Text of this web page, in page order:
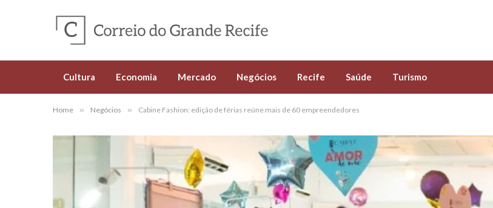
Cultura Economia Mercado Negócios Recife Saúde Turismo
Home » Negócios » Cabine Fashion: edição de férias reúne mais de 60 empreendedores